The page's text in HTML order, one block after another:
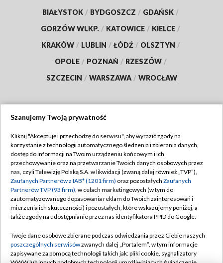
BIAŁYSTOK / BYDGOSZCZ / GDAŃSK /
GORZÓW WLKP. / KATOWICE / KIELCE /
KRAKÓW / LUBLIN / ŁÓDŹ / OLSZTYN /
OPOLE / POZNAŃ / RZESZÓW /
SZCZECIN / WARSZAWA / WROCŁAW
TVP
Abonament TVP
Emisja w TVP
Centrum informacji TVP
Naziemna Telewizja Cyfrowa
Rada Programowa
System NOS
Regulamin TVP
Polityka prywatności
Moje zgody
Pomoc
Kontakt
Szanujemy Twoją prywatność
Kliknij "Akceptuję i przechodzę do serwisu", aby wyrazić zgody na
korzystanie z technologii automatycznego śledzenia i zbierania danych,
dostęp do informacji na Twoim urządzeniu końcowym i ich
przechowywanie oraz na przetwarzanie Twoich danych osobowych przez
nas, czyli Telewizję Polską S.A. w likwidacji (zwaną dalej również „TVP”),
Zaufanych Partnerów z IAB* (1201 firm) oraz pozostałych Zaufanych
Partnerów TVP (93 firm), w celach marketingowych (w tym do
zautomatyzowanego dopasowania reklam do Twoich zainteresowań i
mierzenia ich skuteczności) i pozostałych, które wskazujemy poniżej, a
także zgody na udostępnianie przez nas identyfikatora PPID do Google.
Twoje dane osobowe zbierane podczas odwiedzania przez Ciebie naszych
poszczególnych serwisówzwanych dalej „Portalem”, w tym informacje
zapisywane za pomocą technologii takich jak: pliki cookie, sygnalizatory